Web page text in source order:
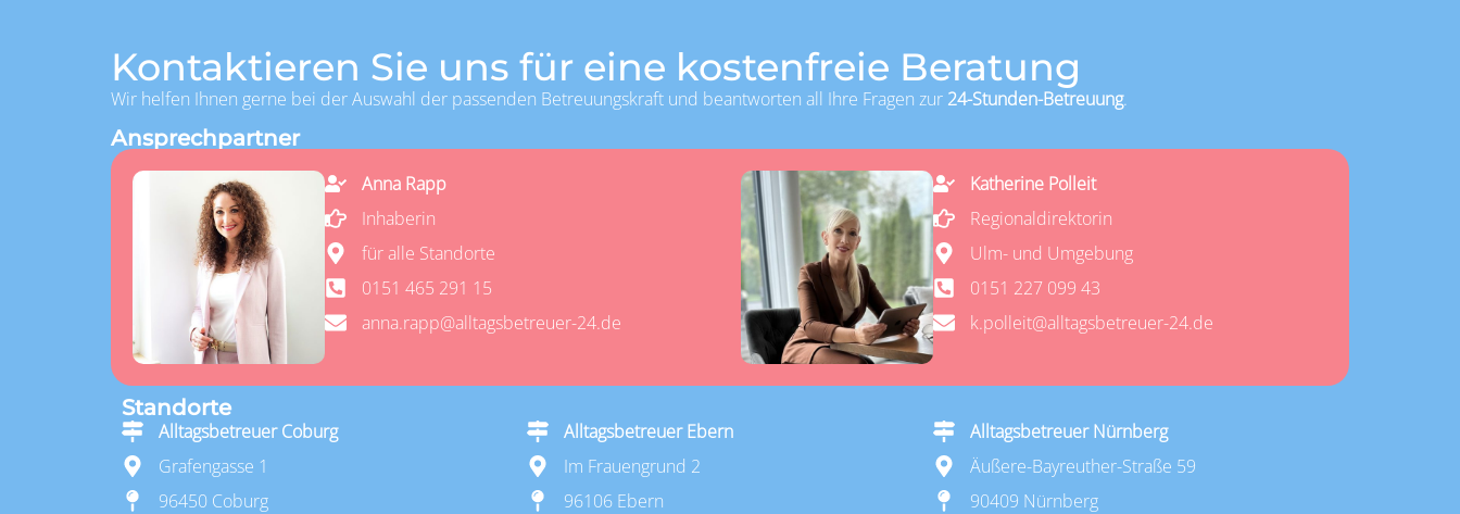
Kontaktieren Sie uns für eine kostenfreie Beratung
Wir helfen Ihnen gerne bei der Auswahl der passenden Betreuungskraft und beantworten all Ihre Fragen zur 24-Stunden-Betreuung.
Ansprechpartner
Anna Rapp
Inhaberin
für alle Standorte
0151 465 291 15
anna.rapp@alltagsbetreuer-24.de
Katherine Polleit
Regionaldirektorin
Ulm- und Umgebung
0151 227 099 43
k.polleit@alltagsbetreuer-24.de
Standorte
Alltagsbetreuer Coburg
Grafengasse 1
96450 Coburg
Alltagsbetreuer Ebern
Im Frauengrund 2
96106 Ebern
Alltagsbetreuer Nürnberg
Äußere-Bayreuther-Straße 59
90409 Nürnberg